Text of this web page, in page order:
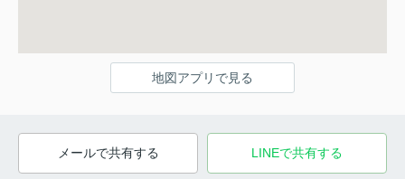
地図アプリで見る
メールで共有する LINEで共有する